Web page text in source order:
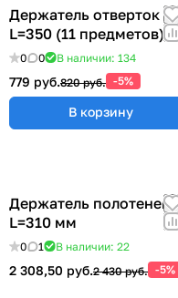
Держатель отверток
L=350 (11 предметов)
0 0 В наличии: 134
779 руб.820 руб. -5%
В корзину
Держатель полотенец
L=310 мм
0 1 В наличии: 22
2 308,50 руб.2 430 руб. -5%